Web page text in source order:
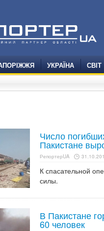
УКРАЇНА СВІТ
Число
Пакистане
РепортерUA
К спасательной
силы.
В Пакистане
60 человек